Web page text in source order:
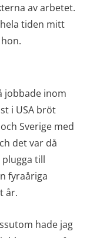
av arbetet.
tiden mitt
jobbade inom
i USA bröt
Sverige med
det var då
till
fyraåriga
år.
hade jag